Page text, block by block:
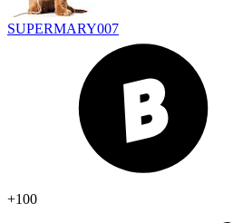
SUPERMARY007
+100